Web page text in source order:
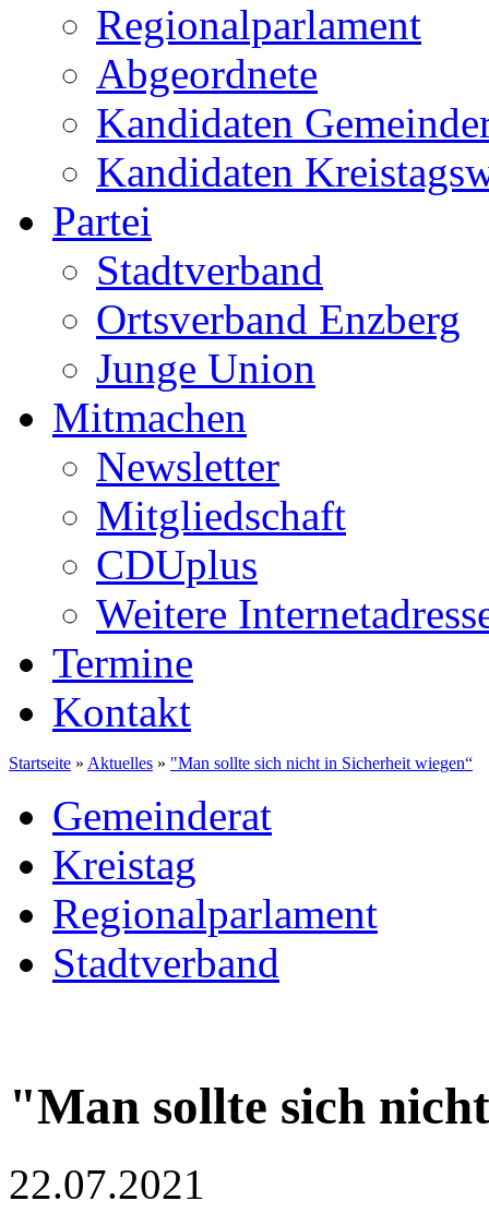
Regionalparlament
Abgeordnete
Kandidaten
Kandidaten
Partei
Stadtverband
Ortsverband Enzberg
Junge Union
Mitmachen
Newsletter
Mitgliedschaft
CDUplus
Weitere
Termine
Kontakt
Startseite » Aktuelles » "Man sollte sich nicht in Sicherheit wiegen“
Gemeinderat
Kreistag
Regionalparlament
Stadtverband
"Man sollte sich
22.07.2021